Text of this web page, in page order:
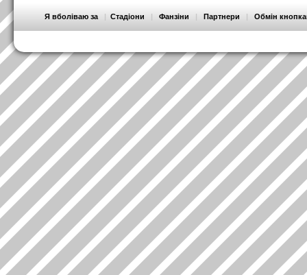
Я вболіваю за | Стадіони | Фанзіни | Партнери | Обмін